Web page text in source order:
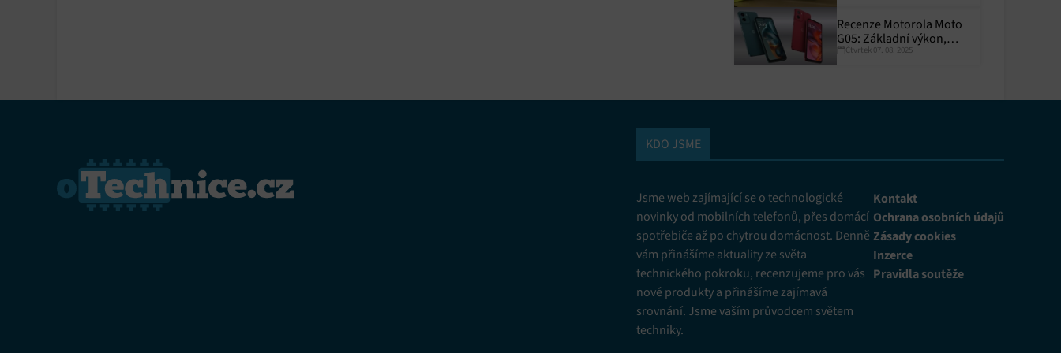
Recenze Motorola Moto
G05: Základní výkon,
skvělá výdrž
Čtvrtek 07. 08. 2025
KDO JSME
Jsme web zajímající se o technologické
novinky od mobilních telefonů, přes domácí
spotřebiče až po chytrou domácnost. Denně
vám přinášíme aktuality ze světa
technického pokroku, recenzujeme pro vás
nové produkty a přinášíme zajímavá
srovnání. Jsme vaším průvodcem světem
techniky.
Kontakt
Ochrana osobních údajů
Zásady cookies
Inzerce
Pravidla soutěže